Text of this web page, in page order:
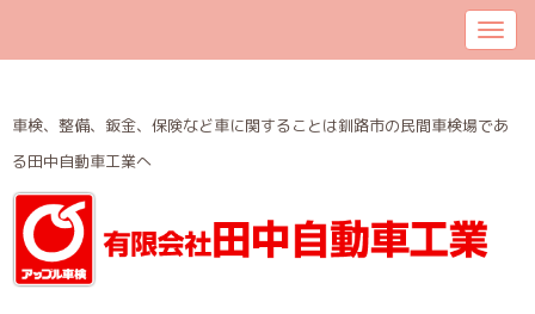
車検、整備、鈑金、保険など車に関することは釧路市の民間車検場であ
る田中自動車工業へ